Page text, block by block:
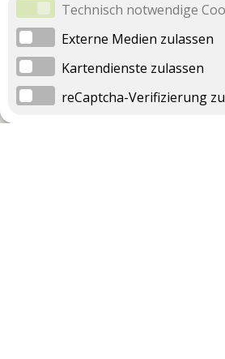
Technisch notwendige
Externe Medien zulassen
Kartendienste zulassen
reCaptcha-Verifizierung